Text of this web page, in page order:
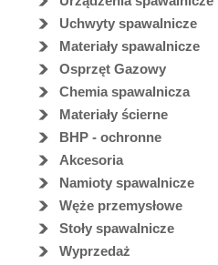
Uchwyty spawalnicze
Materiały spawalnicze
Osprzęt Gazowy
Chemia spawalnicza
Materiały ścierne
BHP - ochronne
Akcesoria
Namioty spawalnicze
Węże przemysłowe
Stoły spawalnicze
Wyprzedaż